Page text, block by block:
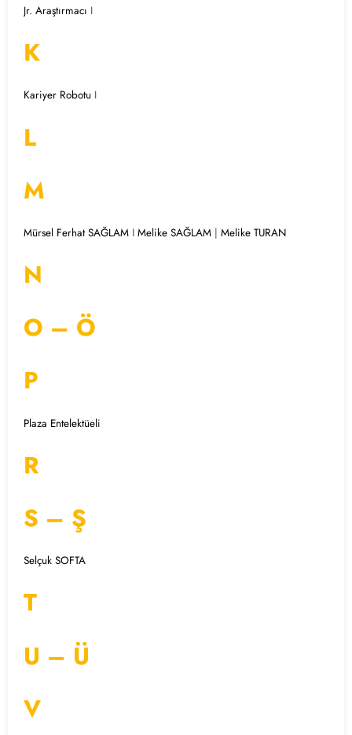
Jr. Araştırmacı I
K
Kariyer Robotu I
L
M
Mürsel Ferhat SAĞLAM I Melike SAĞLAM | Melike TURAN
N
O – Ö
P
Plaza Entelektüeli
R
S – Ş
Selçuk SOFTA
T
U – Ü
V